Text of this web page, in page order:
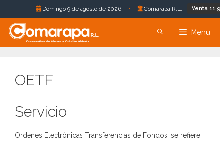
Domingo 9 de agosto de 2026 • Comarapa R.L.: Venta 11.96
Saltar
contenido
Menu
OETF
Servicio
Ordenes Electrónicas Transferencias de Fondos, se refiere